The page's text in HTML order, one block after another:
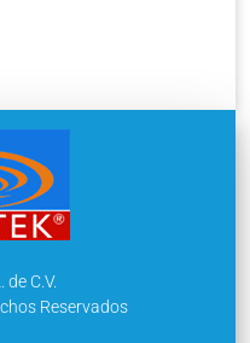
de C.V.
Reservados